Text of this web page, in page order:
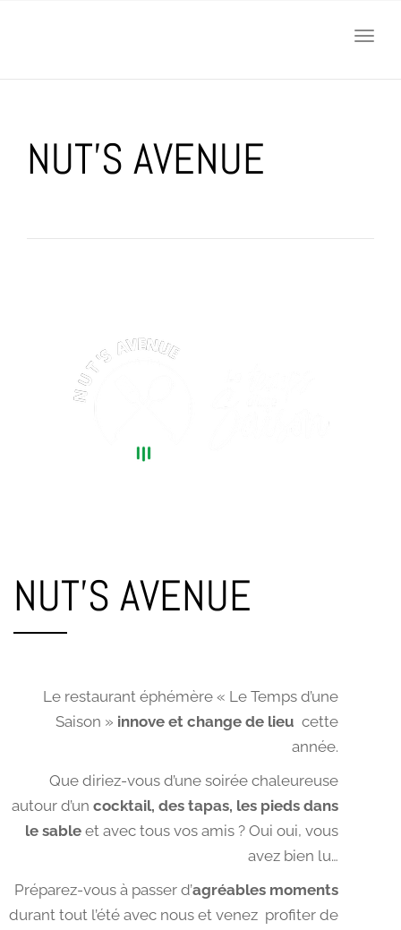
NUT’S AVENUE
NUT'S AVENUE
Le restaurant éphémère « Le Temps d’une
Saison » innove et change de lieu cette
année.
Que diriez-vous d’une soirée chaleureuse
autour d’un cocktail, des tapas, les pieds dans
le sable et avec tous vos amis ? Oui oui, vous
avez bien lu…
Préparez-vous à passer d’agréables moments
durant tout l’été avec nous et venez profiter de